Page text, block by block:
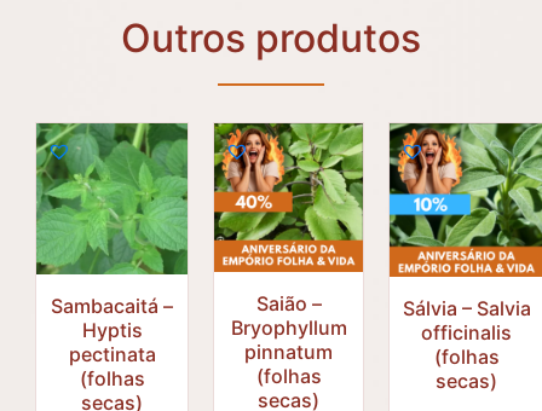
Outros produtos
Sambacaitá –
Hyptis
pectinata
(folhas
secas)
R$
Saião –
Bryophyllum
pinnatum
(folhas
secas)
R$33,55
Sálvia – Salvia
officinalis
(folhas
secas)
R$31,30